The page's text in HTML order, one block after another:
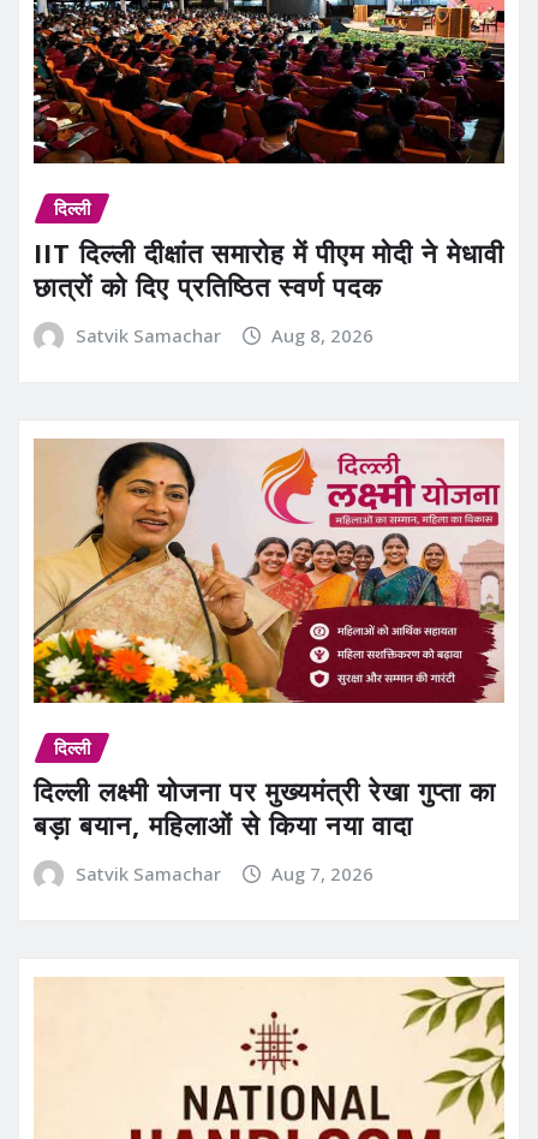
दिल्ली
IIT दिल्ली दीक्षांत समारोह में पीएम मोदी ने मेधावी
छात्रों को दिए प्रतिष्ठित स्वर्ण पदक
Satvik Samachar Aug 8, 2026
दिल्ली
दिल्ली लक्ष्मी योजना पर मुख्यमंत्री रेखा गुप्ता का
बड़ा बयान, महिलाओं से किया नया वादा
Satvik Samachar Aug 7, 2026